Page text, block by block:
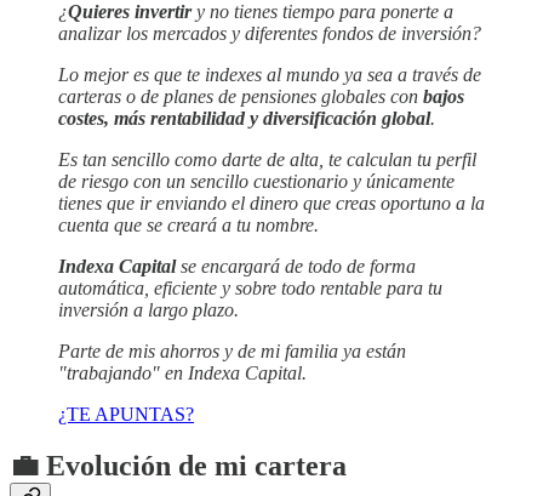
¿Quieres invertiry no tienes tiempo para ponerte a
analizar los mercados y diferentes fondos de inversión?
Lo mejor es que te indexes al mundo ya sea a través de
carteras o de planes de pensiones globales con bajos
costes, más rentabilidad y diversificación global.
Es tan sencillo como darte de alta, te calculan tu perfil
de riesgo con un sencillo cuestionario y únicamente
tienes que ir enviando el dinero que creas oportuno a la
cuenta que se creará a tu nombre.
Indexa Capitalse encargará de todo de forma
automática, eficiente y sobre todo rentable para tu
inversión a largo plazo.
Parte de mis ahorros y de mi familia ya están
"trabajando" en Indexa Capital.
¿TE APUNTAS?
💼 Evolución de mi cartera